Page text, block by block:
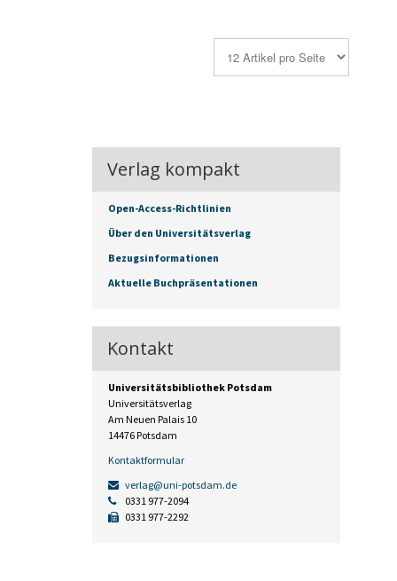
Verlag kompakt
Open-Access-Richtlinien
Über den Universitätsverlag
Bezugsinformationen
Aktuelle Buchpräsentationen
Kontakt
Universitätsbibliothek Potsdam
Universitätsverlag
Am Neuen Palais 10
14476 Potsdam
Kontaktformular
verlag@uni-potsdam.de
0331 977-2094
0331 977-2292